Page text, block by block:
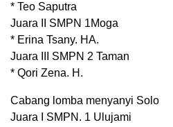
* Teo Saputra
Juara II SMPN 1Moga
* Erina Tsany. HA.
Juara III SMPN 2 Taman
* Qori Zena. H.
Cabang lomba menyanyi Solo
Juara I SMPN. 1 Ulujami